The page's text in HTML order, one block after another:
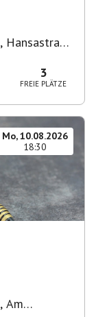
, Hansastraße
3
FREIE PLÄTZE
Mo, 10.08.2026
18:30
, Am